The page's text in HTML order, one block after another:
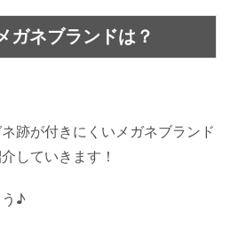
ガネブランドは？
跡が付きにくいメガネブランド
していきます！
♪